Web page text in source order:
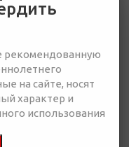
рекомендованную
на сайте, носят
характер и
использования